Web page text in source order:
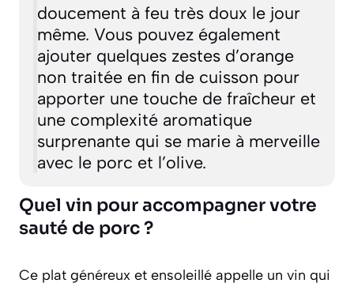
doucement à feu très doux le jour
même. Vous pouvez également
ajouter quelques zestes d’orange
non traitée en fin de cuisson pour
apporter une touche de fraîcheur et
une complexité aromatique
surprenante qui se marie à merveille
avec le porc et l’olive.
Quel vin pour accompagner votre
sauté de porc ?
Ce plat généreux et ensoleillé appelle un vin qui